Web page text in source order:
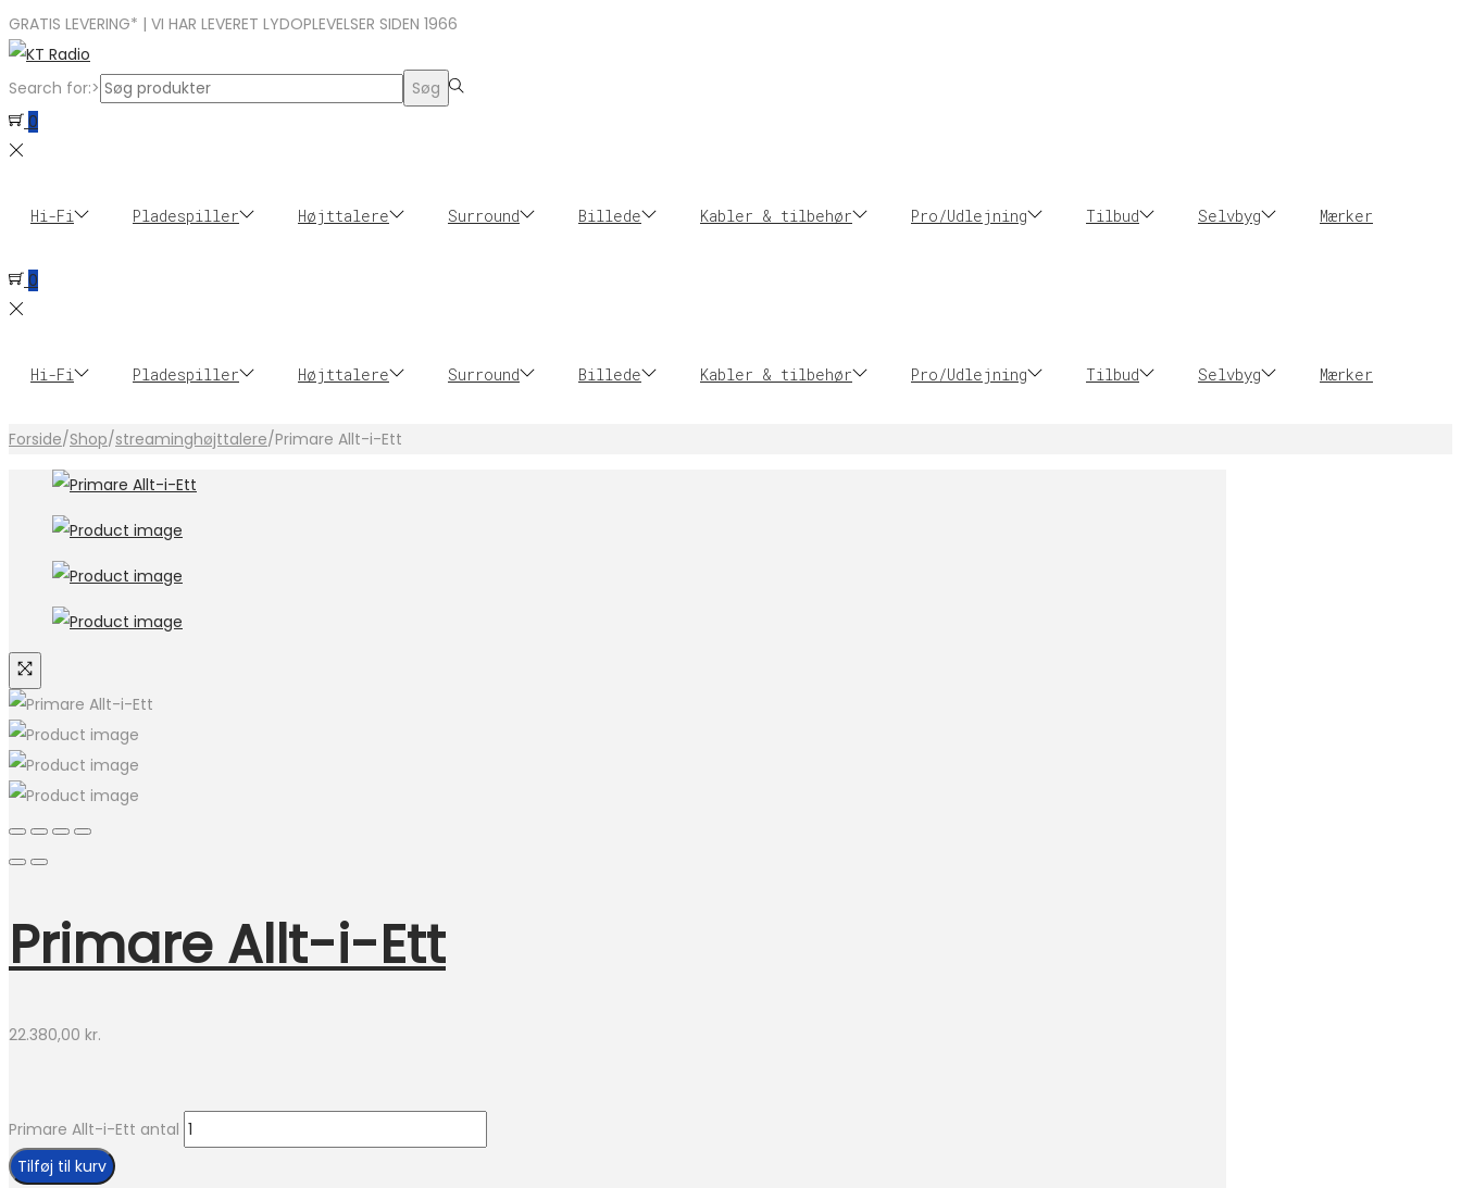
GRATIS LEVERING* | VI HAR LEVERET LYDOPLEVELSER SIDEN 1966
Search for:>
Søg
0
Hi-Fi Pladespiller Højttalere Surround Billede Kabler & tilbehør Pro/Udlejning Tilbud Selvbyg Mærker
0
Hi-Fi Pladespiller Højttalere Surround Billede Kabler & tilbehør Pro/Udlejning Tilbud Selvbyg Mærker
Forside/Shop/streaminghøjttalere/Primare Allt-i-Ett
Primare Allt-i-Ett
22.380,00 kr.
Primare Allt-i-Ett antal
Tilføj til kurv